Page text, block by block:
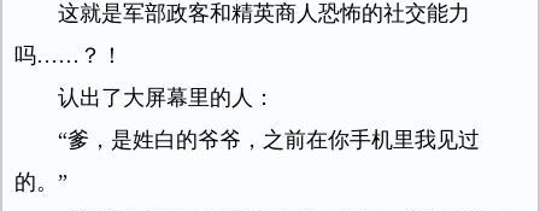
这就是军部政客和精英商人恐怖的社交能力
吗……？！
认出了大屏幕里的人：
“爹，是姓白的爷爷，之前在你手机里我见过
的。”